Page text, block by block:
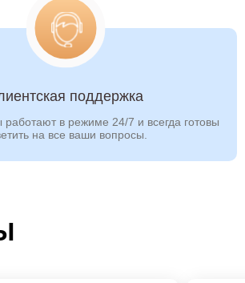
поддержка
в режиме 24/7 и всегда готовы
на все ваши вопросы.